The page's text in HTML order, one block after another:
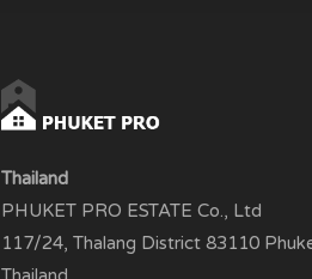
Thailand
PHUKET PRO ESTATE Co., Ltd
117/24, Thalang District 83110